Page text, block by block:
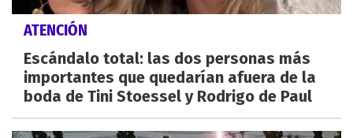
ATENCIÓN
Escándalo total: las dos personas más
importantes que quedarían afuera de la
boda de Tini Stoessel y Rodrigo de Paul